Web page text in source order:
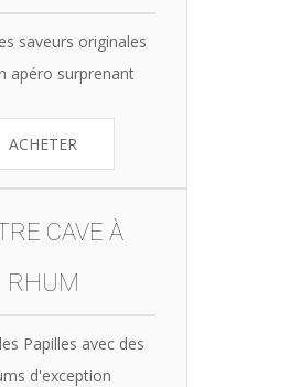
saveurs originales
apéro surprenant
ACHETER
CAVE À
RHUM
Papilles avec des
d'exception